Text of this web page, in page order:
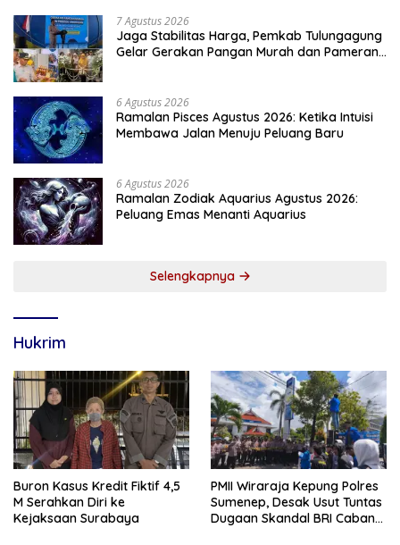
7 Agustus 2026
Jaga Stabilitas Harga, Pemkab Tulungagung
Gelar Gerakan Pangan Murah dan Pameran
6 Agustus 2026
Ramalan Pisces Agustus 2026: Ketika Intuisi
Membawa Jalan Menuju Peluang Baru
6 Agustus 2026
Ramalan Zodiak Aquarius Agustus 2026:
Peluang Emas Menanti Aquarius
Selengkapnya
Hukrim
Buron Kasus Kredit Fiktif 4,5
M Serahkan Diri ke
Kejaksaan Surabaya
PMII Wiraraja Kepung Polres
Sumenep, Desak Usut Tuntas
Dugaan Skandal BRI Cabang